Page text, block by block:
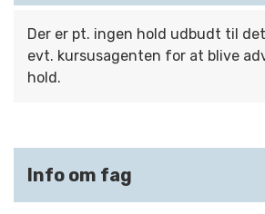
Der er pt. ingen hold udbudt til
evt. kursusagenten for at blive
hold.
Info om fag